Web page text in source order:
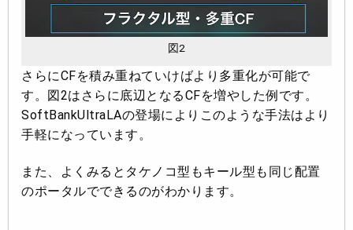
図2
さらにCFを積み重ねていけばより多重化が可能で
す。図2はさらに底辺となるCFを増やした例です。
SoftBankUltraLAの登場によりこのような手法はより
手軽になっています。
また、よくみるとタケノコ型もキール型も同じ配置
のポータルでできるのがわかります。